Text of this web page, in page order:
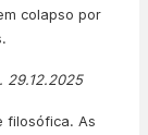
colapso por
29.12.2025
filosófica. As